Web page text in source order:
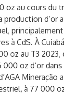
oz au cours du
production d’or
principalement
à CdS. À
oz au T3 2023,
oz d’or
Mineração
à 77 000